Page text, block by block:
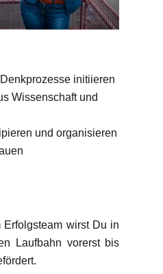
initiieren
Wissenschaft und
und organisieren
wirst Du in
Laufbahn vorerst bis